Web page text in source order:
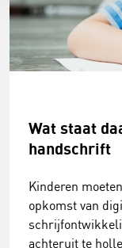
Wat staat
handschrift
Kinderen
opkomst van
achteruit te